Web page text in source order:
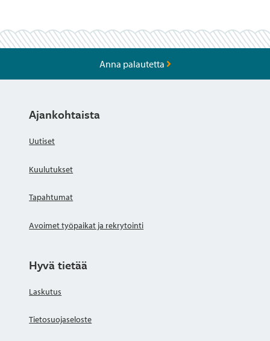
Anna palautetta
Ajankohtaista
Uutiset
Kuulutukset
Tapahtumat
Avoimet työpaikat ja rekrytointi
Hyvä tietää
Laskutus
Tietosuojaseloste